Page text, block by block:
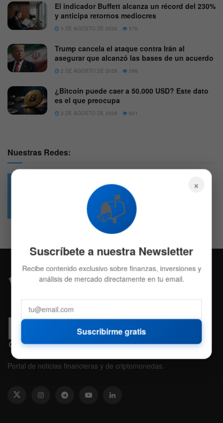
El indicador Buffett alcanza un récord del 230%
y anticipa retornos mediocres
3 DE AGOSTO DE 2026 576
Trump cancela el ataque contra Irán al
asegurar que alcanzó las bases de un acuerdo
2 DE AGOSTO DE 2026 588
¿Bitcoin puede caer a 50.000 USD? Este dato
es el que preocupa
3 DE AGOSTO DE 2026 621
Nuestras Redes:
4.7k
Followers
Portal de noticias financieras y de criptomonedas.
×
📬
Suscríbete a nuestra Newsletter
Recibe contenido exclusivo sobre finanzas, inversiones y
análisis de mercado directamente en tu email.
Suscribirme gratis